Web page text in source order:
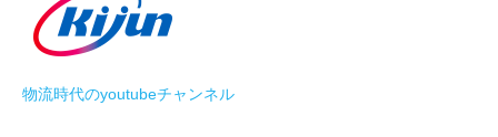
物流時代のyoutubeチャンネル